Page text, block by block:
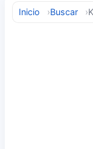
Inicio Buscar